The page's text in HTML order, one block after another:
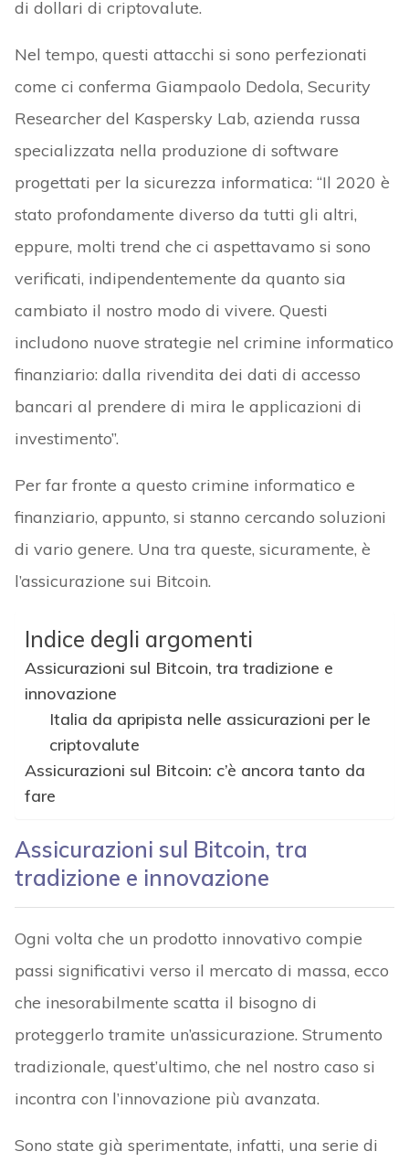
di dollari di criptovalute.
Nel tempo, questi attacchi si sono perfezionati
come ci conferma Giampaolo Dedola, Security
Researcher del Kaspersky Lab, azienda russa
specializzata nella produzione di software
progettati per la sicurezza informatica: “Il 2020 è
stato profondamente diverso da tutti gli altri,
eppure, molti trend che ci aspettavamo si sono
verificati, indipendentemente da quanto sia
cambiato il nostro modo di vivere. Questi
includono nuove strategie nel crimine informatico
finanziario: dalla rivendita dei dati di accesso
bancari al prendere di mira le applicazioni di
investimento”.
Per far fronte a questo crimine informatico e
finanziario, appunto, si stanno cercando soluzioni
di vario genere. Una tra queste, sicuramente, è
l’assicurazione sui Bitcoin.
Indice degli argomenti
Assicurazioni sul Bitcoin, tra tradizione e
innovazione
Italia da apripista nelle assicurazioni per le
criptovalute
Assicurazioni sul Bitcoin: c’è ancora tanto da
fare
Assicurazioni sul Bitcoin, tra
tradizione e innovazione
Ogni volta che un prodotto innovativo compie
passi significativi verso il mercato di massa, ecco
che inesorabilmente scatta il bisogno di
proteggerlo tramite un’assicurazione. Strumento
tradizionale, quest’ultimo, che nel nostro caso si
incontra con l’innovazione più avanzata.
Sono state già sperimentate, infatti, una serie di